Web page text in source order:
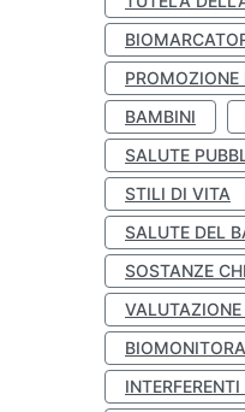
BAMBINI
SALUTE
STILI DI VITA
SALUTE DEL
SOSTANZE